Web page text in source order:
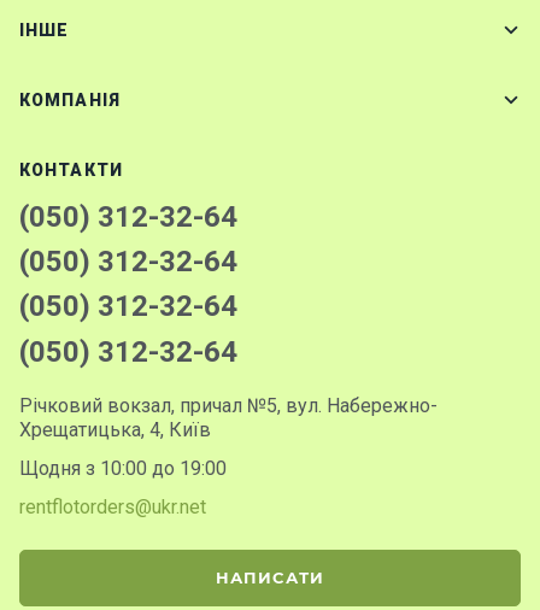
IНШЕ
КОМПАНІЯ
КОНТАКТИ
(050) 312-32-64
(050) 312-32-64
(050) 312-32-64
(050) 312-32-64
Річковий вокзал, причал №5, вул. Набережно-
Хрещатицька, 4, Київ
Щодня з 10:00 до 19:00
rentflotorders@ukr.net
НАПИСАТИ